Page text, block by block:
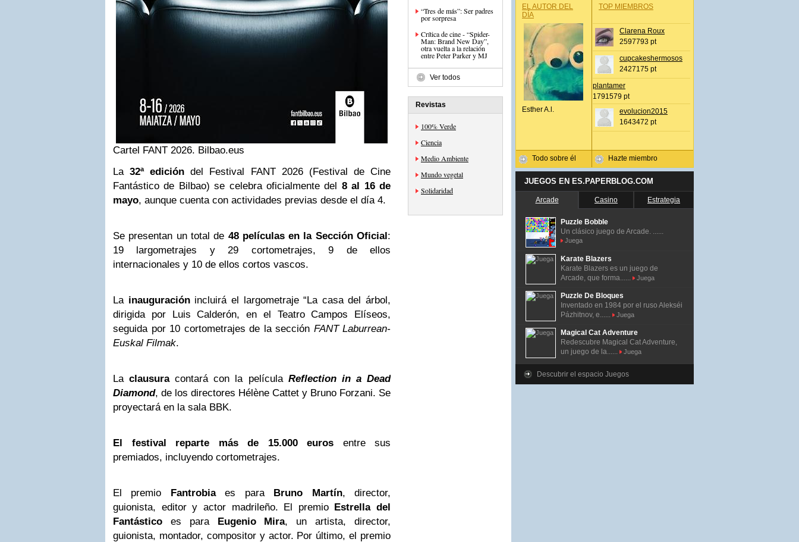
Cartel FANT 2026. Bilbao.eus
La32ª edición del Festival FANT 2026 (Festival de Cine
Fantástico de Bilbao) se celebra oficialmente del 8 al 16 de
mayo, aunque cuenta con actividades previas desde el día 4.
Se presentan un total de 48 películas en la Sección Oficial:
19 largometrajes y 29 cortometrajes, 9 de ellos
internacionales y 10 de ellos cortos vascos.
Lainauguraciónincluirá el largometraje “La casa del árbol,
dirigida por Luis Calderón, en el Teatro Campos Elíseos,
seguida por 10 cortometrajes de la sección FANT Laburrean-
Euskal Filmak.
Laclausuracontará con la película Reflection in a Dead
Diamond, de los directores Hélène Cattet y Bruno Forzani. Se
proyectará en la sala BBK.
El festival reparte más de 15.000 euros entre sus
premiados, incluyendo cortometrajes.
El premio Fantrobiaes para Bruno Martín, director,
guionista, editor y actor madrileño. El premio Estrella del
Fantástico es para Eugenio Mira, un artista, director,
guionista, montador, compositor y actor. Por último, el premio
“Tres de más”: Ser padres
por sorpresa
Crítica de cine - “Spider-
Man: Brand New Day”,
otra vuelta a la relación
entre Peter Parker y MJ
Ver todos
Revistas
100% Verde
Ciencia
Medio Ambiente
Mundo vegetal
Solidaridad
EL AUTOR DEL
DÍA
Esther A.l.
Todo sobre él
TOP MIEMBROS
Clarena Roux
2597793 pt
cupcakeshermosos
2427175 pt
plantamer
1791579 pt
evolucion2015
1643472 pt
Hazte miembro
JUEGOS EN ES.PAPERBLOG.COM
Arcade Casino Estrategia
Puzzle Bobble
Un clásico juego de Arcade. ......
Juega
Karate Blazers
Karate Blazers es un juego de
Arcade, que forma......
Juega
Puzzle De Bloques
Inventado en 1984 por el ruso Alekséi
Pázhitnov, e......
Juega
Magical Cat Adventure
Redescubre Magical Cat Adventure,
un juego de la......
Juega
Descubrir el espacio Juegos